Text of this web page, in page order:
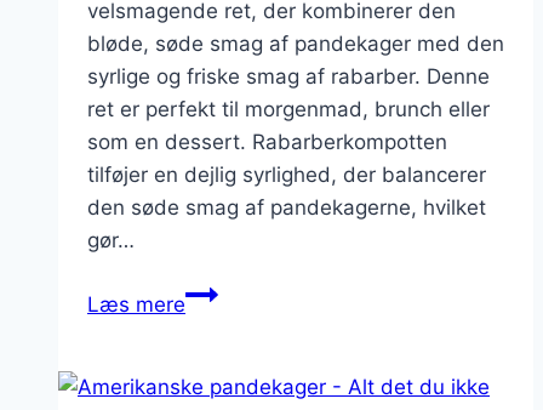
velsmagende ret, der kombinerer den
bløde, søde smag af pandekager med den
syrlige og friske smag af rabarber. Denne
ret er perfekt til morgenmad, brunch eller
som en dessert. Rabarberkompotten
tilføjer en dejlig syrlighed, der balancerer
den søde smag af pandekagerne, hvilket
gør…
Læs merePandekager